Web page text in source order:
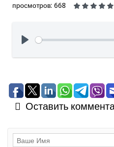
просмотров: 668
Оставить